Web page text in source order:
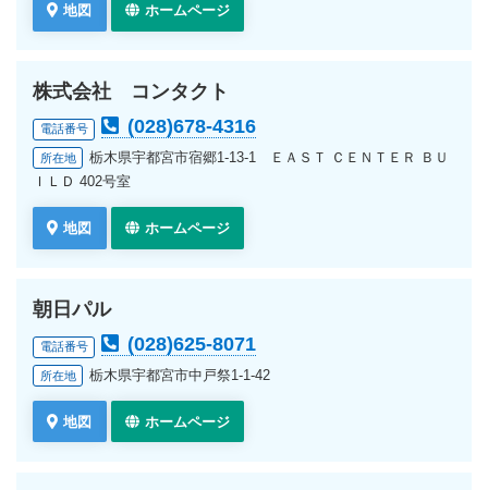
地図 ホームページ
株式会社 コンタクト
電話番号 (028)678-4316
所在地
栃木県宇都宮市宿郷1-13-1 ＥＡＳＴ ＣＥＮＴＥＲ ＢＵ
ＩＬＤ 402号室
地図 ホームページ
朝日パル
電話番号 (028)625-8071
所在地 栃木県宇都宮市中戸祭1-1-42
地図 ホームページ